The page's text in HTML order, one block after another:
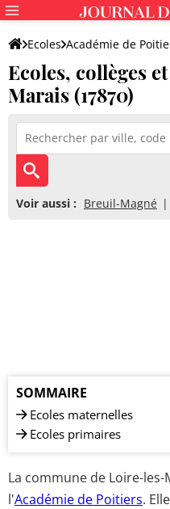
Ecoles Académie de
Ecoles, collèges
Marais (17870)
Voir aussi : Breuil-Magné
SOMMAIRE
Ecoles maternelles
Ecoles primaires
La commune de Loire-
l'Académie de Poitiers.